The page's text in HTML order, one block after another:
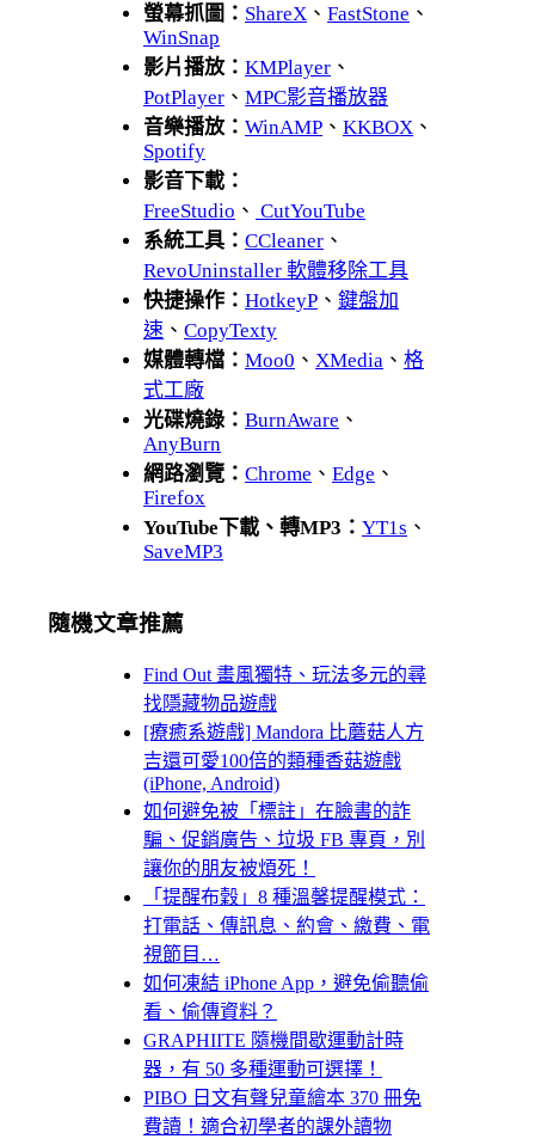
螢幕抓圖： ShareX 、 FastStone 、
WinSnap
影片播放： KMPlayer 、
PotPlayer 、 MPC影音播放器
音樂播放： WinAMP 、 KKBOX 、
Spotify
影音下載：
FreeStudio 、 CutYouTube
系統工具： CCleaner 、
RevoUninstaller 軟體移除工具
快捷操作： HotkeyP 、 鍵盤加
速 、 CopyTexty
媒體轉檔： Moo0 、 XMedia 、 格
式工廠
光碟燒錄： BurnAware 、
AnyBurn
網路瀏覽： Chrome 、 Edge 、
Firefox
YouTube下載、轉MP3： YT1s 、
SaveMP3
隨機文章推薦
Find Out 畫風獨特、玩法多元的尋
找隱藏物品遊戲
[療癒系遊戲] Mandora 比蘑菇人方
吉還可愛100倍的類種香菇遊戲
(iPhone, Android)
如何避免被「標註」在臉書的詐
騙、促銷廣告、垃圾 FB 專頁，別
讓你的朋友被煩死！
「提醒布穀」8 種溫馨提醒模式：
打電話、傳訊息、約會、繳費、電
視節目…
如何凍結 iPhone App，避免偷聽偷
看、偷傳資料？
GRAPHIITE 隨機間歇運動計時
器，有 50 多種運動可選擇！
PIBO 日文有聲兒童繪本 370 冊免
費讀！適合初學者的課外讀物